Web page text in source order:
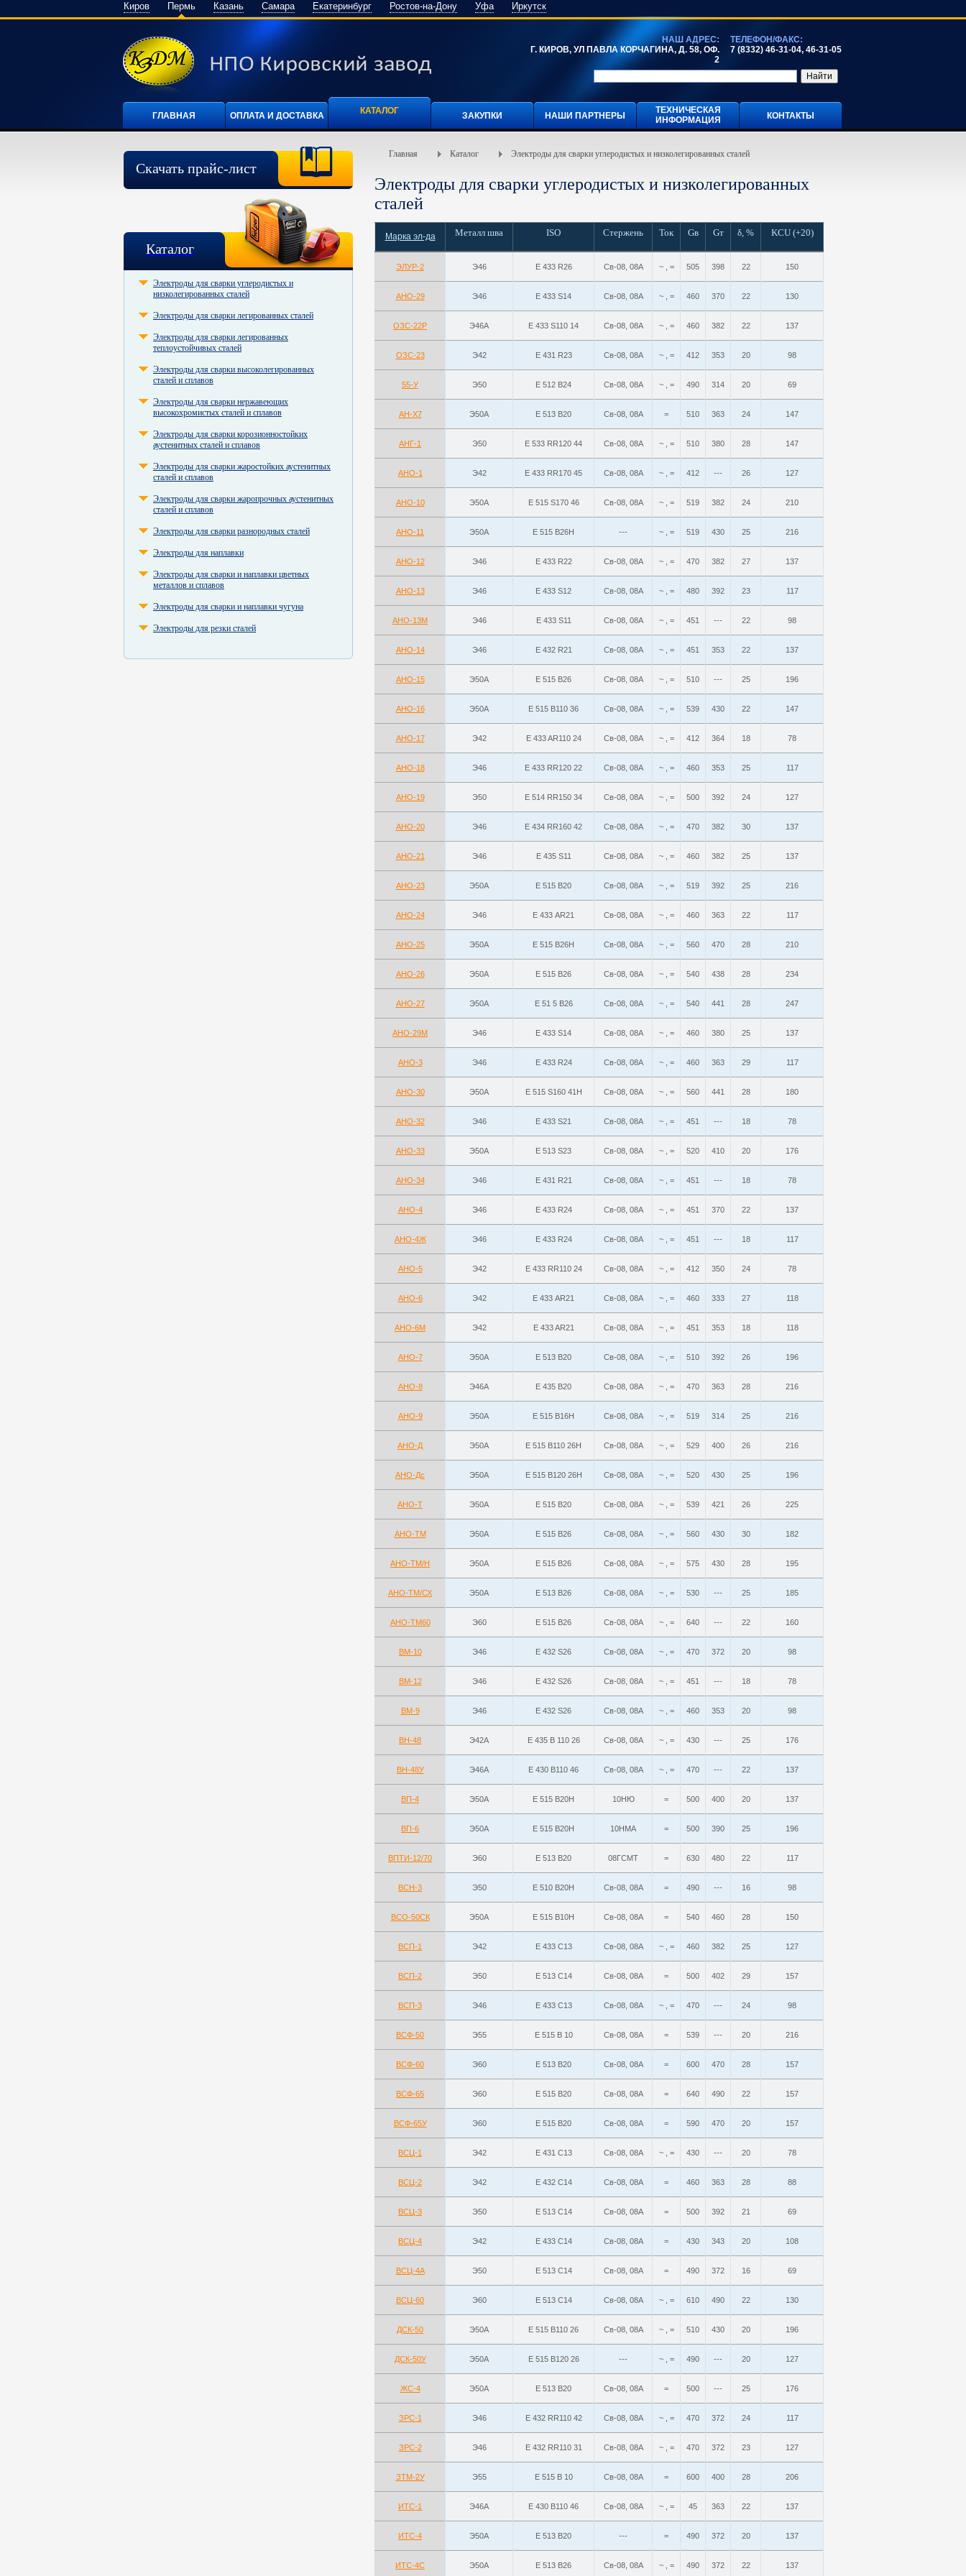
Киров Пермь Казань Самара Екатеринбург Ростов-на-Дону Уфа Иркутск
НАШ АДРЕС:
Г. КИРОВ, УЛ ПАВЛА КОРЧАГИНА, Д. 58, ОФ.
2
ТЕЛЕФОН/ФАКС:
7 (8332) 46-31-04, 46-31-05
ГЛАВНАЯ ОПЛАТА И ДОСТАВКА КАТАЛОГ ЗАКУПКИ НАШИ ПАРТНЕРЫ
ТЕХНИЧЕСКАЯ
ИНФОРМАЦИЯ
КОНТАКТЫ
Скачать прайс-лист
Каталог
Электроды для сварки углеродистых и
низколегированных сталей
Электроды для сварки легированных сталей
Электроды для сварки легированных
теплоустойчивых сталей
Электроды для сварки высоколегированных
сталей и сплавов
Электроды для сварки нержавеющих
высокохромистых сталей и сплавов
Электроды для сварки корозионностойких
аустенитных сталей и сплавов
Электроды для сварки жаростойких аустенитных
сталей и сплавов
Электроды для сварки жаропрочных аустенитных
сталей и сплавов
Электроды для сварки разнородных сталей
Электроды для наплавки
Электроды для сварки и наплавки цветных
металлов и сплавов
Электроды для сварки и наплавки чугуна
Электроды для резки сталей
Главная Каталог Электроды для сварки углеродистых и низколегированных сталей
Электроды для сварки углеродистых и низколегированных
сталей
Марка эл-да Металл шва ISO Стержень Ток Gв Gт δ, % KCU (+20)
ЭЛУР-2 Э46 Е 433 R26 Св-08, 08А ~ , = 505 398 22 150
АНО-29 Э46 Е 433 S14 Св-08, 08А ~ , = 460 370 22 130
ОЗС-22Р Э46А Е 433 S110 14 Св-08, 08А ~ , = 460 382 22 137
ОЗС-23 Э42 Е 431 R23 Св-08, 08А ~ , = 412 353 20 98
55-У Э50 E 512 B24 Св-08, 08А ~ , = 490 314 20 69
АН-Х7 Э50А E 513 B20 Св-08, 08А = 510 363 24 147
АНГ-1 Э50 Е 533 RR120 44 Св-08, 08А ~ , = 510 380 28 147
АНО-1 Э42 Е 433 RR170 45 Св-08, 08А ~ , = 412 --- 26 127
АНО-10 Э50А E 515 S170 46 Св-08, 08А ~ , = 519 382 24 210
АНО-11 Э50А E 515 B26H --- ~ , = 519 430 25 216
АНО-12 Э46 Е 433 R22 Св-08, 08А ~ , = 470 382 27 137
АНО-13 Э46 Е 433 S12 Св-08, 08А ~ , = 480 392 23 117
АНО-13М Э46 Е 433 S11 Св-08, 08А ~ , = 451 --- 22 98
АНО-14 Э46 Е 432 R21 Св-08, 08А ~ , = 451 353 22 137
АНО-15 Э50А E 515 B26 Св-08, 08А ~ , = 510 --- 25 196
АНО-16 Э50А E 515 B110 36 Св-08, 08А ~ , = 539 430 22 147
АНО-17 Э42 E 433 AR110 24 Св-08, 08А ~ , = 412 364 18 78
АНО-18 Э46 Е 433 RR120 22 Св-08, 08А ~ , = 460 353 25 117
АНО-19 Э50 Е 514 RR150 34 Св-08, 08А ~ , = 500 392 24 127
АНО-20 Э46 Е 434 RR160 42 Св-08, 08А ~ , = 470 382 30 137
АНО-21 Э46 Е 435 S11 Св-08, 08А ~ , = 460 382 25 137
АНО-23 Э50А E 515 B20 Св-08, 08А ~ , = 519 392 25 216
АНО-24 Э46 Е 433 АR21 Св-08, 08А ~ , = 460 363 22 117
АНО-25 Э50А E 515 B26H Св-08, 08А ~ , = 560 470 28 210
АНО-26 Э50А E 515 B26 Св-08, 08А ~ , = 540 438 28 234
АНО-27 Э50А E 51 5 B26 Св-08, 08А ~ , = 540 441 28 247
АНО-29М Э46 Е 433 S14 Св-08, 08А ~ , = 460 380 25 137
АНО-3 Э46 Е 433 R24 Св-08, 08А ~ , = 460 363 29 117
АНО-30 Э50А E 515 S160 41H Св-08, 08А ~ , = 560 441 28 180
АНО-32 Э46 Е 433 S21 Св-08, 08А ~ , = 451 --- 18 78
АНО-33 Э50А Е 513 S23 Св-08, 08А ~ , = 520 410 20 176
АНО-34 Э46 Е 431 R21 Св-08, 08А ~ , = 451 --- 18 78
АНО-4 Э46 Е 433 R24 Св-08, 08А ~ , = 451 370 22 137
АНО-4Ж Э46 Е 433 R24 Св-08, 08А ~ , = 451 --- 18 117
АНО-5 Э42 E 433 RR110 24 Св-08, 08А ~ , = 412 350 24 78
АНО-6 Э42 Е 433 АR21 Св-08, 08А ~ , = 460 333 27 118
АНО-6М Э42 E 433 AR21 Св-08, 08А ~ , = 451 353 18 118
АНО-7 Э50А E 513 B20 Св-08, 08А ~ , = 510 392 26 196
АНО-8 Э46А E 435 B20 Св-08, 08А ~ , = 470 363 28 216
АНО-9 Э50А E 515 B16H Св-08, 08А ~ , = 519 314 25 216
АНО-Д Э50А E 515 B110 26H Св-08, 08А ~ , = 529 400 26 216
АНО-Дс Э50А E 515 B120 26H Св-08, 08А ~ , = 520 430 25 196
АНО-Т Э50А E 515 B20 Св-08, 08А ~ , = 539 421 26 225
АНО-ТМ Э50А E 515 B26 Св-08, 08А ~ , = 560 430 30 182
АНО-ТМ/Н Э50А E 515 B26 Св-08, 08А ~ , = 575 430 28 195
АНО-ТМ/СХ Э50А E 513 B26 Св-08, 08А ~ , = 530 --- 25 185
АНО-ТМ60 Э60 E 515 B26 Св-08, 08А ~ , = 640 --- 22 160
ВМ-10 Э46 Е 432 S26 Св-08, 08А ~ , = 470 372 20 98
ВМ-12 Э46 Е 432 S26 Св-08, 08А ~ , = 451 --- 18 78
ВМ-9 Э46 Е 432 S26 Св-08, 08А ~ , = 460 353 20 98
ВН-48 Э42А E 435 B 110 26 Св-08, 08А ~ , = 430 --- 25 176
ВН-48У Э46А E 430 B110 46 Св-08, 08А ~ , = 470 --- 22 137
ВП-4 Э50А E 515 B20H 10НЮ = 500 400 20 137
ВП-6 Э50А E 515 B20H 10НМА = 500 390 25 196
ВПТИ-12/70 Э60 E 513 B20 08ГСМТ = 630 480 22 117
ВСН-3 Э50 E 510 B20H Св-08, 08А = 490 --- 16 98
ВСО-50СК Э50А E 515 B10H Св-08, 08А = 540 460 28 150
ВСП-1 Э42 E 433 С13 Св-08, 08А ~ , = 460 382 25 127
ВСП-2 Э50 Е 513 С14 Св-08, 08А = 500 402 29 157
ВСП-3 Э46 Е 433 С13 Св-08, 08А ~ , = 470 --- 24 98
ВСФ-50 Э55 Е 515 B 10 Св-08, 08А = 539 --- 20 216
ВСФ-60 Э60 Е 513 B20 Св-08, 08А = 600 470 28 157
ВСФ-65 Э60 Е 515 B20 Св-08, 08А = 640 490 22 157
ВСФ-65У Э60 Е 515 B20 Св-08, 08А = 590 470 20 157
ВСЦ-1 Э42 E 431 С13 Св-08, 08А ~ , = 430 --- 20 78
ВСЦ-2 Э42 E 432 С14 Св-08, 08А = 460 363 28 88
ВСЦ-3 Э50 Е 513 С14 Св-08, 08А = 500 392 21 69
ВСЦ-4 Э42 E 433 С14 Св-08, 08А = 430 343 20 108
ВСЦ-4А Э50 Е 513 С14 Св-08, 08А = 490 372 16 69
ВСЦ-60 Э60 Е 513 C14 Св-08, 08А ~ , = 610 490 22 130
ДСК-50 Э50А E 515 B110 26 Св-08, 08А ~ , = 510 430 20 196
ДСК-50У Э50А E 515 B120 26 --- ~ , = 490 --- 20 127
ЖС-4 Э50А E 513 B20 Св-08, 08А = 500 --- 25 176
ЗРС-1 Э46 Е 432 RR110 42 Св-08, 08А ~ , = 470 372 24 117
ЗРС-2 Э46 Е 432 RR110 31 Св-08, 08А ~ , = 470 372 23 127
ЗТМ-2У Э55 Е 515 B 10 Св-08, 08А = 600 400 28 206
ИТС-1 Э46А E 430 B110 46 Св-08, 08А ~ , = 45 363 22 137
ИТС-4 Э50А E 513 B20 --- = 490 372 20 137
ИТС-4С Э50А E 513 B26 Св-08, 08А ~ , = 490 372 22 137